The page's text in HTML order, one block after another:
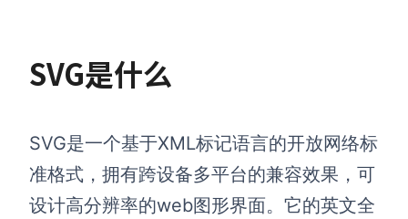
SVG是什么
SVG是一个基于XML标记语言的开放网络标
准格式，拥有跨设备多平台的兼容效果，可
设计高分辨率的web图形界面。它的英文全